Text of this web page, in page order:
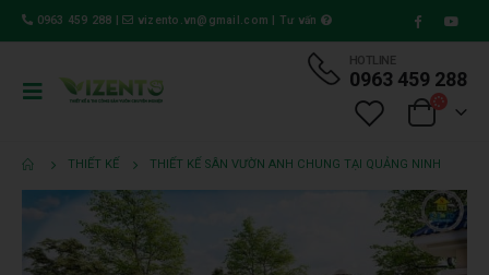
0963 459 288 vizento.vn@gmail.com Tư vấn
HOTLINE
0963 459 288
THIẾT KẾ THIẾT KẾ SÂN VƯỜN ANH CHUNG TẠI QUẢNG NINH